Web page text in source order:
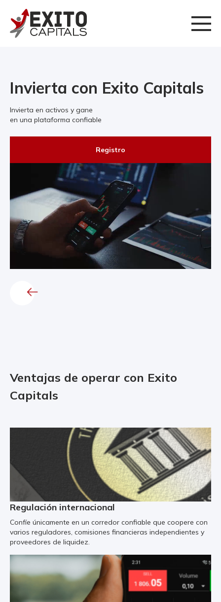
Invierta con Exito Capitals
Invierta en activos y gane
en una plataforma confiable
Registro
Ventajas de operar con Exito
Capitals
Regulación internacional
Confíe únicamente en un corredor confiable que coopere con
varios reguladores, comisiones financieras independientes y
proveedores de liquidez.